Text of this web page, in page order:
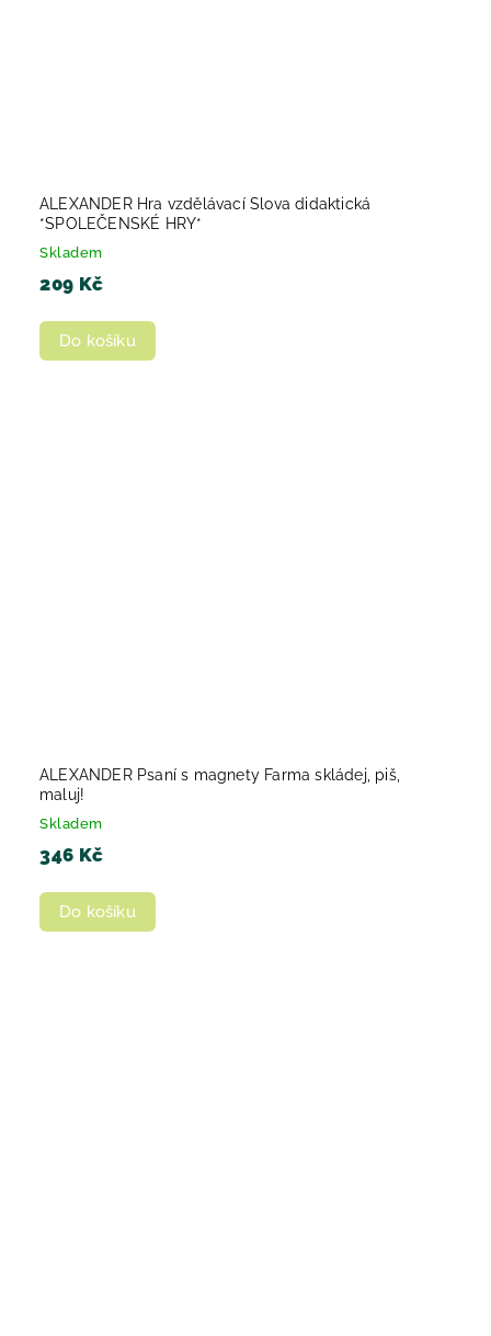
ALEXANDER Hra vzdělávací Slova didaktická
*SPOLEČENSKÉ HRY*
Skladem
209 Kč
Do košíku
ALEXANDER Psaní s magnety Farma skládej, piš,
maluj!
Skladem
346 Kč
Do košíku